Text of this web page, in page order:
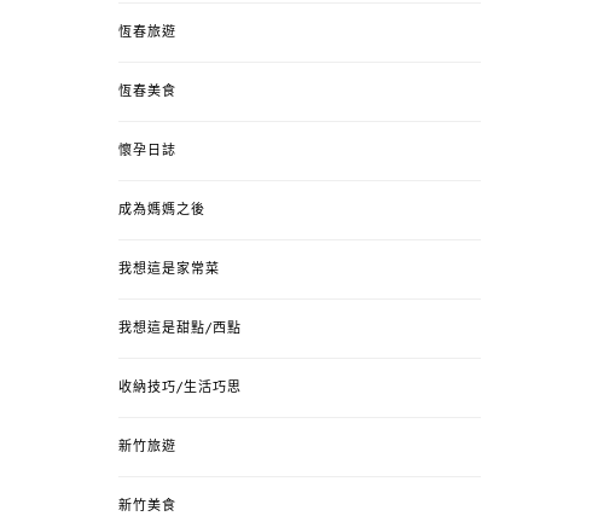
恆春旅遊
恆春美食
懷孕日誌
成為媽媽之後
我想這是家常菜
我想這是甜點/西點
收納技巧/生活巧思
新竹旅遊
新竹美食